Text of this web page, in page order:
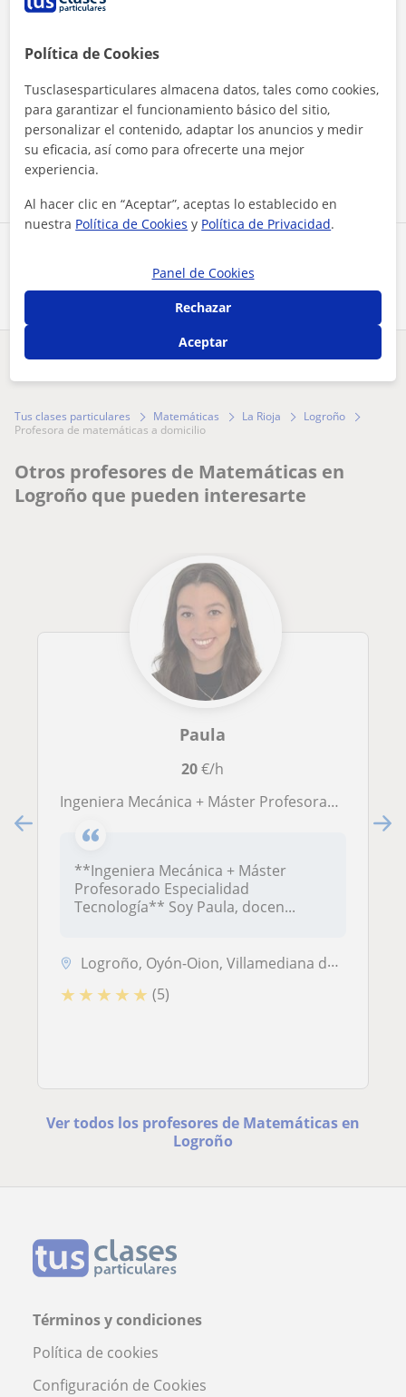
Al hacer clic, aceptas nuestroaviso legaly deprivacidad
Contactar ahora
Tus clases particulares Matemáticas La Rioja
Logroño
profesora de matemáticas a domicilio
Otros profesores de Matemáticas en
Logroño que pueden interesarte
Paula
20€/h
Ingeniera Mecánica + Máster Profesorado especialidad tecnología. Dispuesta a dar clases de cualquier materia
**Ingeniera Mecánica + Máster
Profesorado Especialidad
Tecnología** Soy Paula, docen...
Logroño, Oyón-Oion, Villamediana de Iregua
★ ★ ★ ★ ★ (5)
Ver todos los profesores de Matemáticas en
Logroño
Términos y condiciones
Política de cookies
Configuración de Cookies
Política de Cookies
Tusclasesparticulares almacena datos, tales como cookies,
para garantizar el funcionamiento básico del sitio,
personalizar el contenido, adaptar los anuncios y medir
su eficacia, así como para ofrecerte una mejor
experiencia.
Al hacer clic en “Aceptar”, aceptas lo establecido en
nuestra Política de Cookies y Política de Privacidad.
Panel de Cookies
Rechazar
Aceptar